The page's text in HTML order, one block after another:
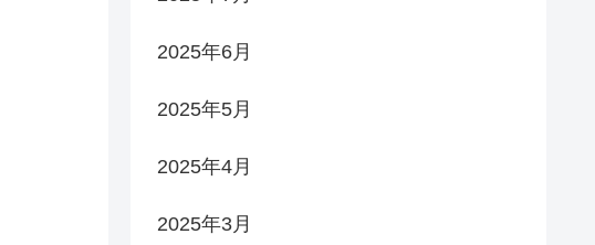
2025年6月
2025年5月
2025年4月
2025年3月